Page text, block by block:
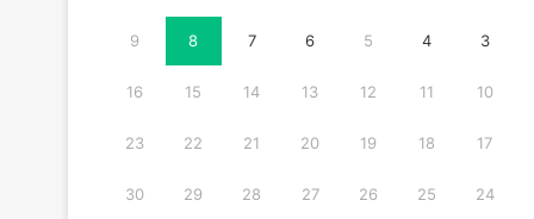
3
4
5
6
7
8
9
10
11
12
13
14
15
16
17
18
19
20
21
22
23
24
25
26
27
28
29
30